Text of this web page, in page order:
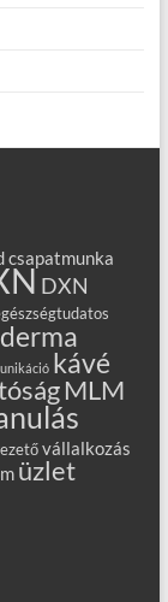
csapatmunka
DXN
kávé
MLM
vállalkozás
üzlet